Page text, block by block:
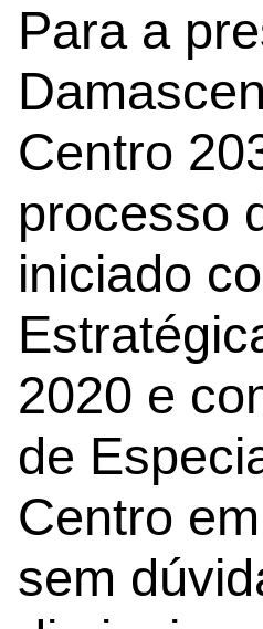
Para a
Centro
processo
iniciado
2020 e
de
Centro
sem